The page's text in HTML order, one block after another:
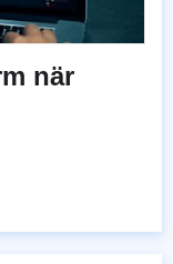
när